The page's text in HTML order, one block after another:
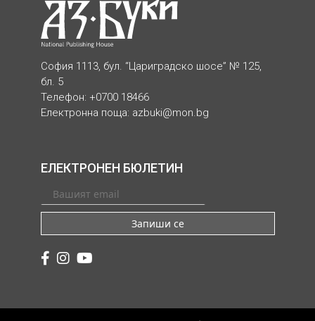
София 1113, бул. “Цариградско шосе” № 125,
бл. 5
Телефон: +0700 18466
Електронна поща: azbuki@mon.bg
ЕЛЕКТРОНЕН БЮЛЕТИН
Запиши се